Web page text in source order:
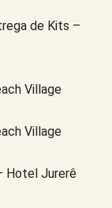
de Kits –
Village
Village
Hotel Jurerê